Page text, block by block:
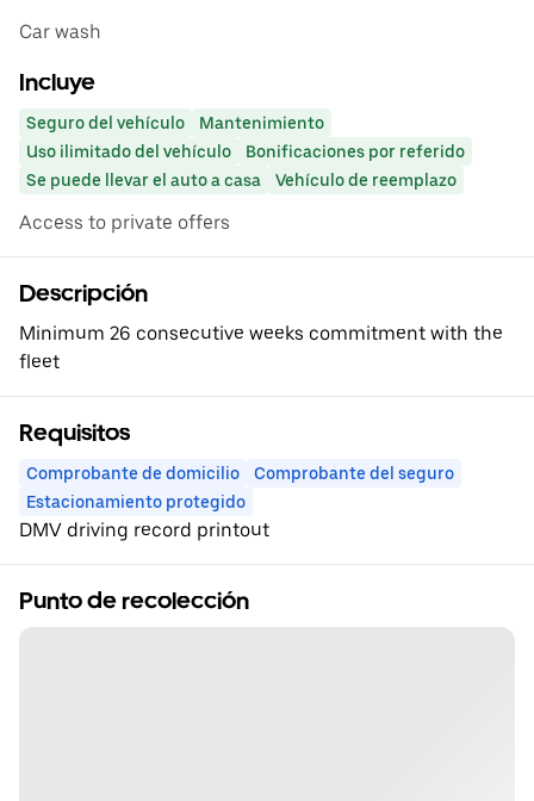
Car wash
Incluye
Seguro del vehículo
Mantenimiento
Uso ilimitado del vehículo
Bonificaciones por referido
Se puede llevar el auto a casa
Vehículo de reemplazo
Access to private offers
Descripción
Minimum 26 consecutive weeks commitment with the
fleet
Requisitos
Comprobante de domicilio
Comprobante del seguro
Estacionamiento protegido
DMV driving record printout
Punto de recolección